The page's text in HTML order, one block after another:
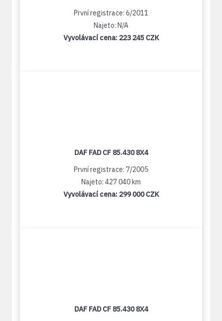
První registrace: 6/2011
Najeto: N/A
Vyvolávací cena: 223 245 CZK
DAF FAD CF 85.430 8X4
První registrace: 7/2005
Najeto: 427 040 km
Vyvolávací cena: 299 000 CZK
DAF FAD CF 85.430 8X4